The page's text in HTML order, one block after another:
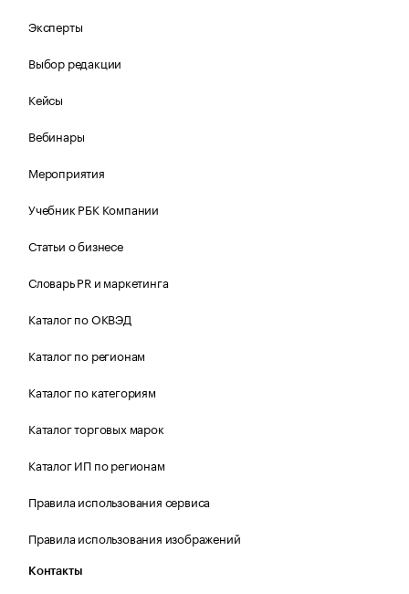
Эксперты
Выбор редакции
Кейсы
Вебинары
Мероприятия
Учебник РБК Компании
Статьи о бизнесе
Словарь PR и маркетинга
Каталог по ОКВЭД
Каталог по регионам
Каталог по категориям
Каталог торговых марок
Каталог ИП по регионам
Правила использования сервиса
Правила использования изображений
Контакты